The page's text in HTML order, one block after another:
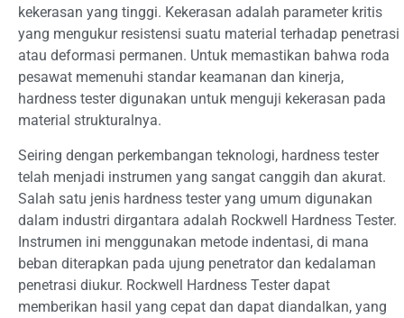
kekerasan yang tinggi. Kekerasan adalah parameter kritis
yang mengukur resistensi suatu material terhadap penetrasi
atau deformasi permanen. Untuk memastikan bahwa roda
pesawat memenuhi standar keamanan dan kinerja,
hardness tester digunakan untuk menguji kekerasan pada
material strukturalnya.
Seiring dengan perkembangan teknologi, hardness tester
telah menjadi instrumen yang sangat canggih dan akurat.
Salah satu jenis hardness tester yang umum digunakan
dalam industri dirgantara adalah Rockwell Hardness Tester.
Instrumen ini menggunakan metode indentasi, di mana
beban diterapkan pada ujung penetrator dan kedalaman
penetrasi diukur. Rockwell Hardness Tester dapat
memberikan hasil yang cepat dan dapat diandalkan, yang